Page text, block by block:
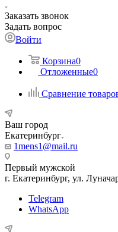
Заказать звонок
Задать вопрос
Войти
Корзина0
Отложенные0
Сравнение
Ваш город
Екатеринбург
1mens1@mail.ru
Первый мужской
г. Екатеринбург, ул.
Telegram
WhatsApp